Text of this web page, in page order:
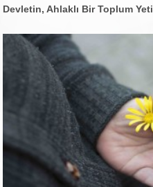
Devletin, Ahlaklı Bir Toplum